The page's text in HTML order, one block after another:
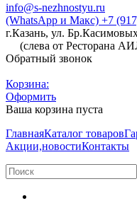
info@s-nezhnostyu.ru
(WhatsApp и Макс) +7
г.Казань, ул.
(слева от Ресторана
Обратный звонок
Корзина:
Оформить
Ваша корзина пуста
ГлавнаяКаталог товаров
Акции,новостиКонтакты